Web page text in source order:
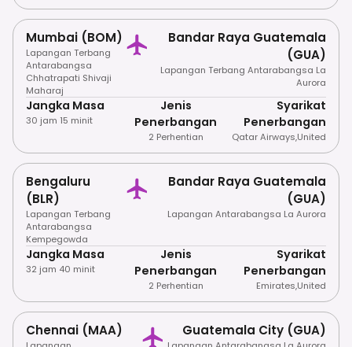
Mumbai (BOM)
Lapangan Terbang
Antarabangsa
Chhatrapati Shivaji
Maharaj
Bandar Raya Guatemala
(GUA)
Lapangan Terbang Antarabangsa La
Aurora
Jangka Masa
30 jam 15 minit
Jenis
Penerbangan
2 Perhentian
Syarikat
Penerbangan
Qatar Airways,United
Bengaluru
(BLR)
Lapangan Terbang
Antarabangsa
Kempegowda
Bandar Raya Guatemala
(GUA)
Lapangan Antarabangsa La Aurora
Jangka Masa
32 jam 40 minit
Jenis
Penerbangan
2 Perhentian
Syarikat
Penerbangan
Emirates,United
Chennai (MAA) Guatemala City (GUA)